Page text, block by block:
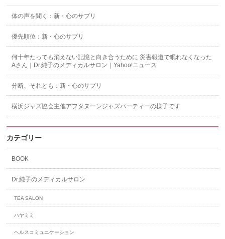
体の声を聞く：新・心のサプリ
優先順位：新・心のサプリ
何十年たっても消えない記憶と向き合うために 災害報道で眠れなくなった
Aさん｜Dr.純子のメディカルサロン｜Yahoo!ニュース
分断、それとも：新・心のサプリ
横浜ジャズ協会主催アフタヌーンジャズパーティーの様子です
カテゴリー
BOOK
Dr.純子のメディカルサロン
TEA SALON
ハヤミミ
ヘルスコミュニケーション